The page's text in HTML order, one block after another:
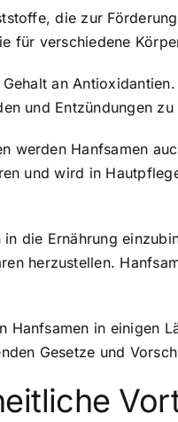
die zur
für verschiedene
an
und Entzündungen zu
werden Hanfsamen
und wird in
die Ernährung
herzustellen.
in einigen
Gesetze und